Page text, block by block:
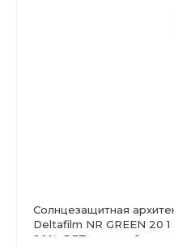
Солнцезащитная
Deltafilm NR GREEN 20 1
20%, PET, зеленый